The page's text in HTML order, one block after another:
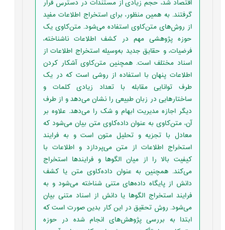
اقتصاد شد، حجم زیادی از مستندات در دسترس قرار
گرفتند. به همین منظور، برای استخراج اطلاعات مفید
از روش‌های متن‌کاوی استفاده می‌شود. متن‌کاوی یک
حوزه پژوهشی مهم در کشف اطلاعات ناشناخته،
فرضیات، و حقایق جدید به‌وسیله استخراج اطلاعات از
اسناد مختلف است. همچنین متن‌کاوی آشکار کردن
اطلاعات پنهان با استفاده از روشی است که در یک
طرف توانایی مقابله با تعداد زیادی کلمات و
ساختارهایی در زبان طبیعی را نشان می‌دهد و از طرف
دیگر اجازه مدیریت ابهام و شک را می‌دهد. علاوه بر
آن، متن‌کاوی به عنوان داده‌کاوی متن بیان می‌شود که
معادل با تجزیه و تحلیل متون است و به فرایند
استخراج اطلاعات از متن می‌پردازد و اطلاعات با
کیفیت بالا را از میان الگوها و فرایندها استخراج
می‌کند. همچنین به عنوان داده‌کاوی متن یا کشف
دانش از پایگاه ‌داده‌های متنی شناخته می‌شود و به
فرایند استخراج الگوها یا دانش از اسناد متنی بیان
می‌شود. روش تحقیق در این کار بدین صورت است که
ابتدا به بررسی پژوهش‌های انجام شده در حوزه